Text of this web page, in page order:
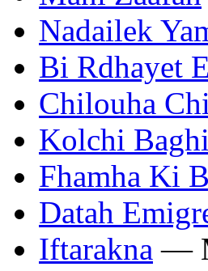
Nadailek
Bi Rdhayet
Chilouha
Kolchi
Fhamha Ki
Datah
Iftarakna —